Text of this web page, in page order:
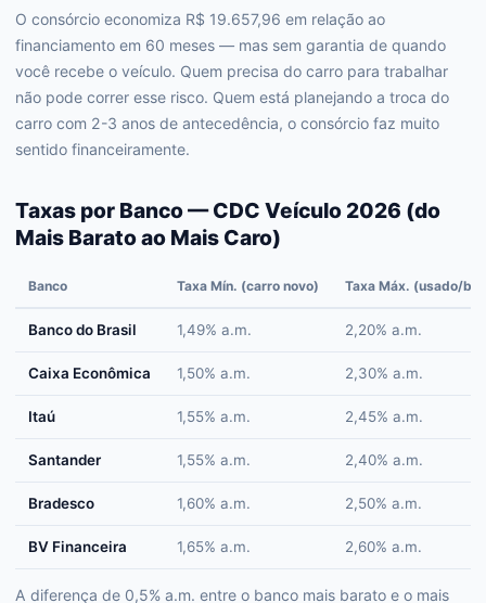
O consórcio economiza R$ 19.657,96 em relação ao
financiamento em 60 meses — mas sem garantia de quando
você recebe o veículo. Quem precisa do carro para trabalhar
não pode correr esse risco. Quem está planejando a troca do
carro com 2-3 anos de antecedência, o consórcio faz muito
sentido financeiramente.
Taxas por Banco — CDC Veículo 2026 (do
Mais Barato ao Mais Caro)
Banco Taxa Mín. (carro novo) Taxa Máx. (usado/
Banco do Brasil 1,49% a.m. 2,20% a.m.
Caixa Econômica 1,50% a.m. 2,30% a.m.
Itaú 1,55% a.m. 2,45% a.m.
Santander 1,55% a.m. 2,40% a.m.
Bradesco 1,60% a.m. 2,50% a.m.
BV Financeira 1,65% a.m. 2,60% a.m.
A diferença de 0,5% a.m. entre o banco mais barato e o mais